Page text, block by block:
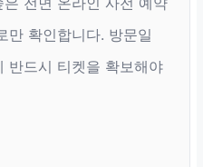
만 확인합니다. 방문일
반드시 티켓을 확보해야